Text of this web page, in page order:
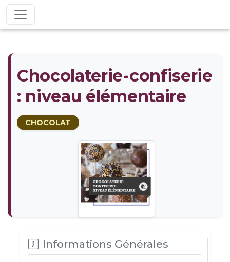
Chocolaterie-confiserie
: niveau élémentaire
CHOCOLAT
Informations Générales